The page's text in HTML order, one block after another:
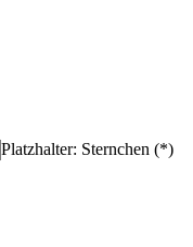
Platzhalter: Sternchen (*)